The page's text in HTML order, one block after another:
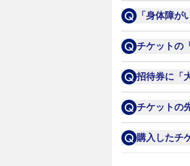
また会場
チケット
チケット1
詳細はこち
「身体障
身体障が
ございます。
※他の割引
チケットの
招待券に「
「小中」の
チケットの
セレッソ
ぜひファン
購入したチ